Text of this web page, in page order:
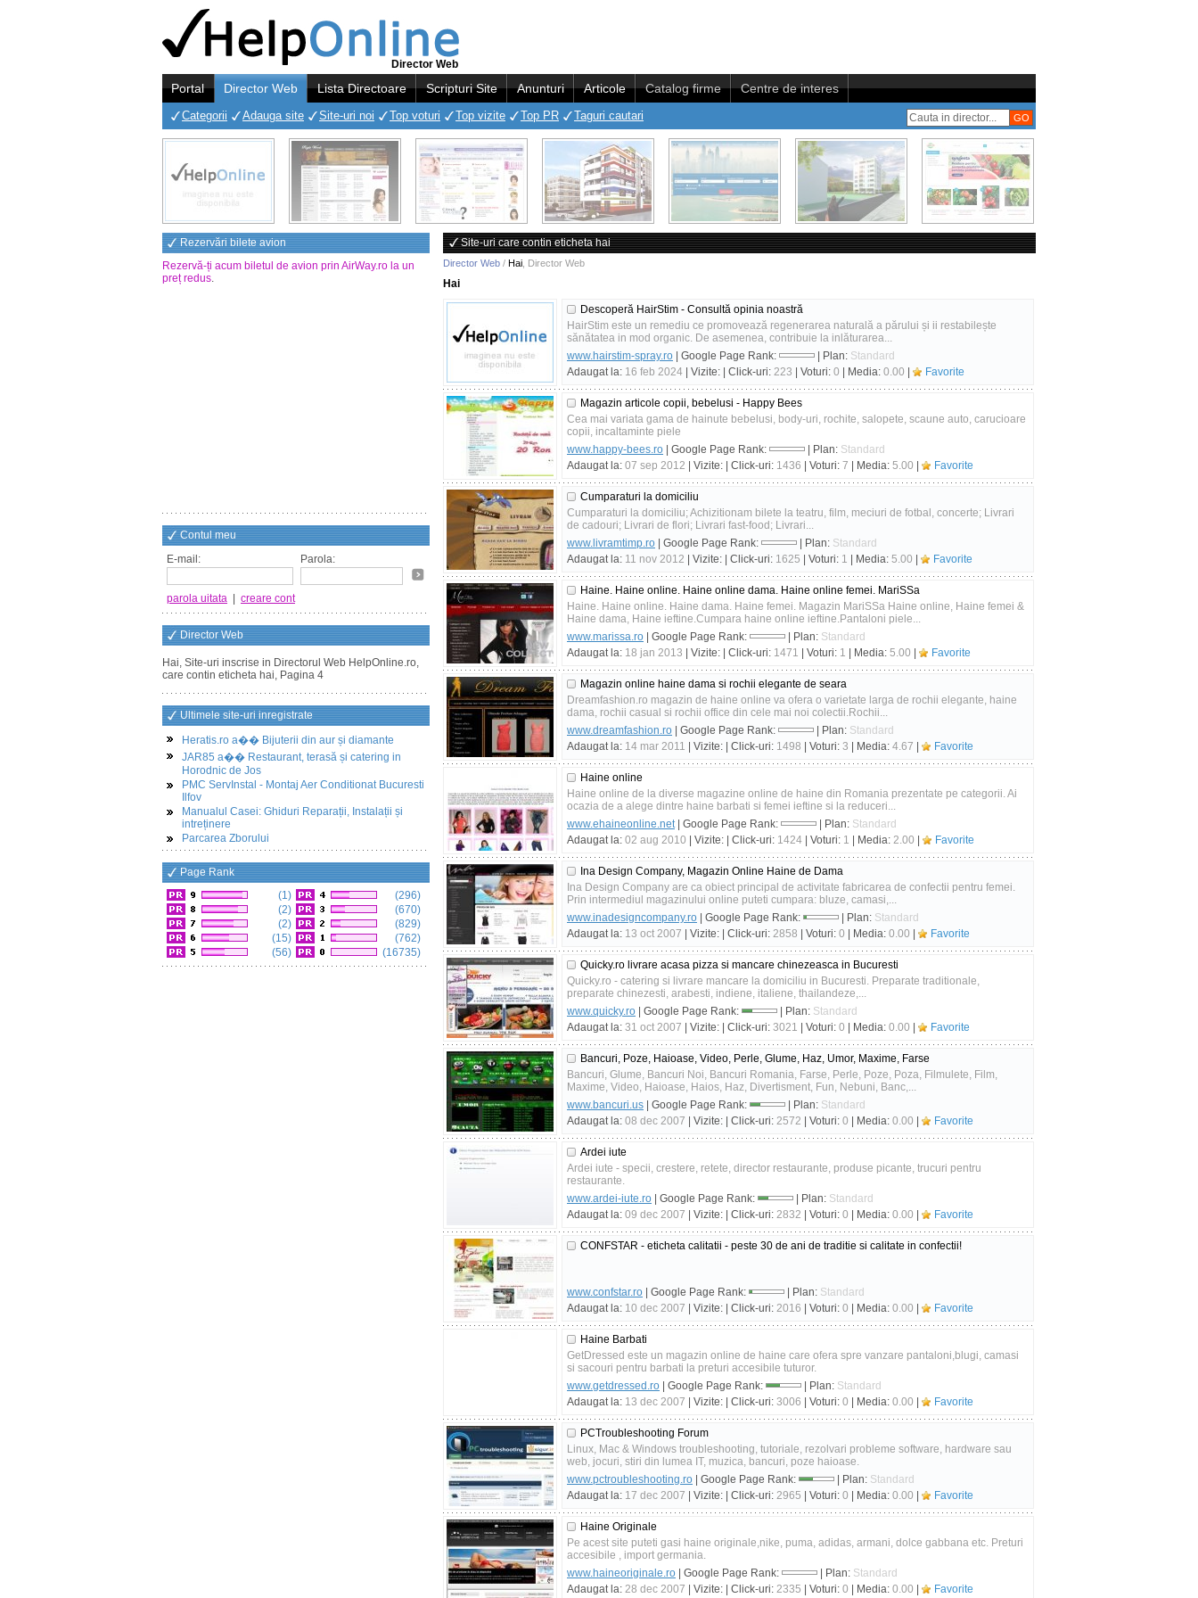
Director Web
Portal Director Web Lista Directoare Scripturi Site Anunturi Articole Catalog firme Centre de interes
Categorii Adauga site Site-uri noi Top voturi Top vizite Top PR Taguri cautari
Rezervări bilete avion
Rezervă-ți acum biletul de avion prin AirWay.ro la un
preț redus.
Contul meu
E-mail:
Parola:
parola uitata creare cont
Director Web
Hai, Site-uri inscrise in Directorul Web HelpOnline.ro,
care contin eticheta hai, Pagina 4
Ultimele site-uri inregistrate
Heratis.ro a�� Bijuterii din aur și diamante
JAR85 a�� Restaurant, terasă și catering in
Horodnic de Jos
PMC ServInstal - Montaj Aer Conditionat Bucuresti
Ilfov
Manualul Casei: Ghiduri Reparații, Instalații și
intreținere
Parcarea Zborului
Page Rank
(1)
(2)
(2)
(15)
(56)
(296)
(670)
(829)
(762)
(16735)
Site-uri care contin eticheta hai
Director Web / Hai Director Web
Hai
Descoperă HairStim - Consultă opinia noastră
HairStim este un remediu ce promovează regenerarea naturală a părului și ii restabilește
sănătatea in mod organic. De asemenea, contribuie la inlăturarea...
www.hairstim-spray.ro | Google Page Rank: | Plan: Standard
Adaugat la: 16 feb 2024 | Vizite: | Click-uri: 223 | Voturi: 0 | Media: 0.00 Favorite
Magazin articole copii, bebelusi - Happy Bees
Cea mai variata gama de hainute bebelusi, body-uri, rochite, salopete, scaune auto, carucioare
copii, incaltaminte piele
www.happy-bees.ro | Google Page Rank: | Plan: Standard
Adaugat la: 07 sep 2012 | Vizite: | Click-uri: 1436 | Voturi: 7 | Media: 5.00 Favorite
Cumparaturi la domiciliu
Cumparaturi la domiciliu; Achizitionam bilete la teatru, film, meciuri de fotbal, concerte; Livrari
de cadouri; Livrari de flori; Livrari fast-food; Livrari...
www.livramtimp.ro | Google Page Rank: | Plan: Standard
Adaugat la: 11 nov 2012 | Vizite: | Click-uri: 1625 | Voturi: 1 | Media: 5.00 Favorite
Haine. Haine online. Haine online dama. Haine online femei. MariSSa
Haine. Haine online. Haine dama. Haine femei. Magazin MariSSa Haine online, Haine femei &
Haine dama, Haine ieftine.Cumpara haine online ieftine.Pantaloni piele...
www.marissa.ro | Google Page Rank: | Plan: Standard
Adaugat la: 18 jan 2013 | Vizite: | Click-uri: 1471 | Voturi: 1 | Media: 5.00 Favorite
Magazin online haine dama si rochii elegante de seara
Dreamfashion.ro magazin de haine online va ofera o varietate larga de rochii elegante, haine
dama, rochii casual si rochii office din cele mai noi colectii.Rochii...
www.dreamfashion.ro | Google Page Rank: | Plan: Standard
Adaugat la: 14 mar 2011 | Vizite: | Click-uri: 1498 | Voturi: 3 | Media: 4.67 Favorite
Haine online
Haine online de la diverse magazine online de haine din Romania prezentate pe categorii. Ai
ocazia de a alege dintre haine barbati si femei ieftine si la reduceri...
www.ehaineonline.net| Google Page Rank: | Plan: Standard
Adaugat la: 02 aug 2010 | Vizite: | Click-uri: 1424 | Voturi: 1 | Media: 2.00 Favorite
Ina Design Company, Magazin Online Haine de Dama
Ina Design Company are ca obiect principal de activitate fabricarea de confectii pentru femei.
Prin intermediul magazinului online puteti cumpara: bluze, camasi,...
www.inadesigncompany.ro | Google Page Rank: | Plan: Standard
Adaugat la: 13 oct 2007 | Vizite: | Click-uri: 2858 | Voturi: 0 | Media: 0.00 Favorite
Quicky.ro livrare acasa pizza si mancare chinezeasca in Bucuresti
Quicky.ro - catering si livrare mancare la domiciliu in Bucuresti. Preparate traditionale,
preparate chinezesti, arabesti, indiene, italiene, thailandeze,...
www.quicky.ro | Google Page Rank: | Plan: Standard
Adaugat la: 31 oct 2007 | Vizite: | Click-uri: 3021 | Voturi: 0 | Media: 0.00 Favorite
Bancuri, Poze, Haioase, Video, Perle, Glume, Haz, Umor, Maxime, Farse
Bancuri, Glume, Bancuri Noi, Bancuri Romania, Farse, Perle, Poze, Poza, Filmulete, Film,
Maxime, Video, Haioase, Haios, Haz, Divertisment, Fun, Nebuni, Banc,...
www.bancuri.us | Google Page Rank: | Plan: Standard
Adaugat la: 08 dec 2007 | Vizite: | Click-uri: 2572 | Voturi: 0 | Media: 0.00 Favorite
Ardei iute
Ardei iute - specii, crestere, retete, director restaurante, produse picante, trucuri pentru
restaurante.
www.ardei-iute.ro | Google Page Rank: | Plan: Standard
Adaugat la: 09 dec 2007 | Vizite: | Click-uri: 2832 | Voturi: 0 | Media: 0.00 Favorite
CONFSTAR - eticheta calitatii - peste 30 de ani de traditie si calitate in confectii!
www.confstar.ro | Google Page Rank: | Plan: Standard
Adaugat la: 10 dec 2007 | Vizite: | Click-uri: 2016 | Voturi: 0 | Media: 0.00 Favorite
Haine Barbati
GetDressed este un magazin online de haine care ofera spre vanzare pantaloni,blugi, camasi
si sacouri pentru barbati la preturi accesibile tuturor.
www.getdressed.ro | Google Page Rank: | Plan: Standard
Adaugat la: 13 dec 2007 | Vizite: | Click-uri: 3006 | Voturi: 0 | Media: 0.00 Favorite
PCTroubleshooting Forum
Linux, Mac & Windows troubleshooting, tutoriale, rezolvari probleme software, hardware sau
web, jocuri, stiri din lumea IT, muzica, bancuri, poze haioase.
www.pctroubleshooting.ro | Google Page Rank: | Plan: Standard
Adaugat la: 17 dec 2007 | Vizite: | Click-uri: 2965 | Voturi: 0 | Media: 0.00 Favorite
Haine Originale
Pe acest site puteti gasi haine originale,nike, puma, adidas, armani, dolce gabbana etc. Preturi
accesibile , import germania.
www.haineoriginale.ro | Google Page Rank: | Plan: Standard
Adaugat la: 28 dec 2007 | Vizite: | Click-uri: 2335 | Voturi: 0 | Media: 0.00 Favorite